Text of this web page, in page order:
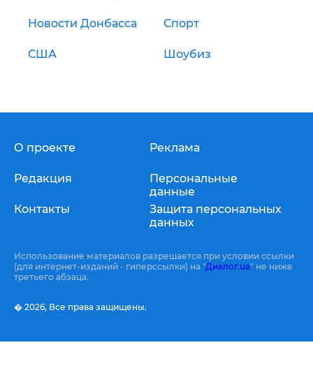
Новости Донбасса Спорт
США Шоубиз
О проекте
Редакция
Контакты
Реклама
Персональные
данные
Защита персональных
данных
Использование материалов разрешается при условии ссылки
(для интернет-изданий - гиперссылки) на "Диалог.ua" не ниже
третьего абзаца.
� 2026, Все права защищены.